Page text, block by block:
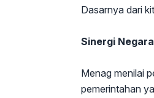
Dasarnya dari
Sinergi
Menag menilai
pemerintahan